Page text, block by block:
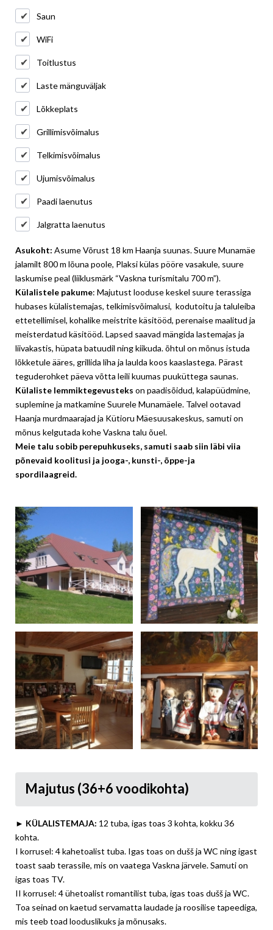
Saun
WiFi
Toitlustus
Laste mänguväljak
Lõkkeplats
Grillimisvõimalus
Telkimisvõimalus
Ujumisvõimalus
Paadi laenutus
Jalgratta laenutus
Asukoht: Asume Võrust 18 km Haanja suunas. Suure Munamäe
jalamilt 800 m lõuna poole, Plaksi külas pööre vasakule, suure
laskumise peal (liiklusmärk “Vaskna turismitalu 700 m”).
Külalistele pakume: Majutust looduse keskel suure terassiga
hubases külalistemajas, telkimisvõimalusi, kodutoitu ja taluleiba
ettetellimisel, kohalike meistrite käsitööd, perenaise maalitud ja
meisterdatud käsitööd. Lapsed saavad mängida lastemajas ja
liivakastis, hüpata batuudil ning kiikuda. õhtul on mõnus istuda
lõkketule ääres, grillida liha ja laulda koos kaaslastega. Pärast
teguderohket päeva võtta leili kuumas puuküttega saunas.
Külaliste lemmiktegevusteks on paadisõidud, kalapüüdmine,
suplemine ja matkamine Suurele Munamäele. Talvel ootavad
Haanja murdmaarajad ja Kütioru Mäesuusakeskus, samuti on
mõnus kelgutada kohe Vaskna talu õuel.
Meie talu sobib perepuhkuseks, samuti saab siin läbi viia
põnevaid koolitusi ja jooga-, kunsti-, õppe-ja
spordilaagreid.
Majutus (36+6 voodikohta)
► KÜLALISTEMAJA: 12 tuba, igas toas 3 kohta, kokku 36
kohta.
I korrusel: 4 kahetoalist tuba. Igas toas on dušš ja WC ning igast
toast saab terassile, mis on vaatega Vaskna järvele. Samuti on
igas toas TV.
II korrusel: 4 ühetoalist romantilist tuba, igas toas dušš ja WC.
Toa seinad on kaetud servamatta laudade ja roosilise tapeediga,
mis teeb toad looduslikuks ja mõnusaks.